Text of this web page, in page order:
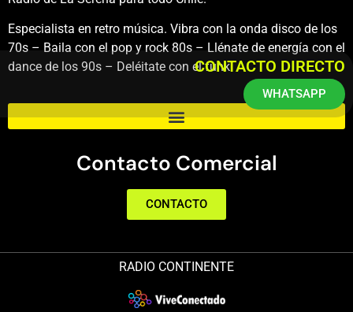
Especialista en retro música. Vibra con la onda disco de los
70s – Baila con el pop y rock 80s – Llénate de energía con el
dance de los 90s – Deléitate con el funk.
Contacto Comercial
CONTACTO
RADIO CONTINENTE
CONTACTO DIRECTO
WHATSAPP